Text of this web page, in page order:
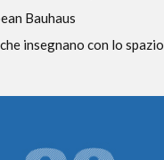
Bauhaus
insegnano con lo spazio